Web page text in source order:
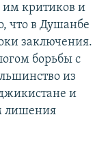
им критиков и
что в Душанбе
заключения.
борьбы с
из
и
лишения